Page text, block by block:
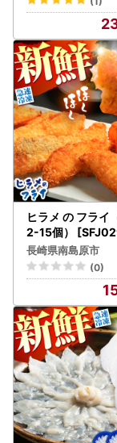
ヒラメ の フラ
2-15個）
メ
長崎県南島原市
(0)